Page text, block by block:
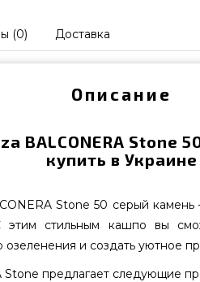
(0) Доставка
Описание
BALCONERA Stone
купить в Украине
Stone 50 серый
этим стильным кашпо вы
и создать уютное
предлагает следующие